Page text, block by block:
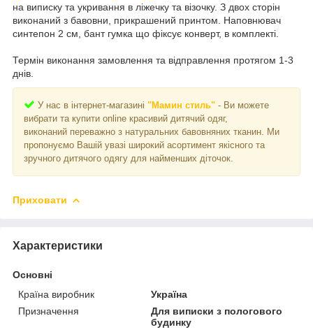
на виписку та укривання в ліжечку та візочку. З двох сторін
виконаний з бавовни, прикрашений принтом. Наповнювач
синтепон 2 см, бант гумка що фіксує конверт, в комплекті.
Термін виконання замовлення та відправлення протягом 1-3
днів.
У нас в інтернет-магазині "Мамин стиль" - Ви можете
вибрати та купити online красивий дитячий одяг,
виконаний переважно з натуральних бавовняних тканин. Ми
пропонуємо Вашій увазі широкий асортимент якісного та
зручного дитячого одягу для найменших діточок.
Приховати
Характеристики
Основні
Країна виробник
Україна
Призначення
Для виписки з пологового
будинку